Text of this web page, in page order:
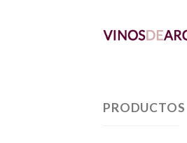
PRODUCTOS